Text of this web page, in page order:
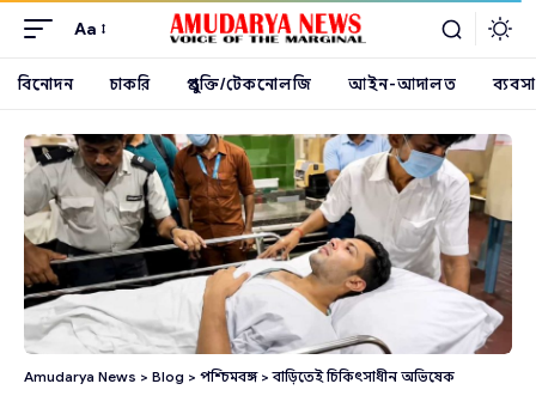
Aa
বিনোদন চাকরি প্রযুক্তি/টেকনোলজি আইন-আদালত ব্যবসা
Amudarya News > Blog > পশ্চিমবঙ্গ>বাড়িতেই চিকিৎসাধীন অভিষেক